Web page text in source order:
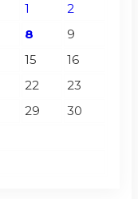
1
2
8
9
15
16
22
23
29
30